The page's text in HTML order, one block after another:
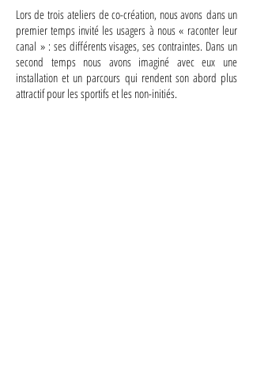
Lors de trois ateliers de co-création, nous avons dans un
premier temps invité les usagers à nous « raconter leur
canal » : ses différents visages, ses contraintes. Dans un
second temps nous avons imaginé avec eux une
installation et un parcours qui rendent son abord plus
attractif pour les sportifs et les non-initiés.